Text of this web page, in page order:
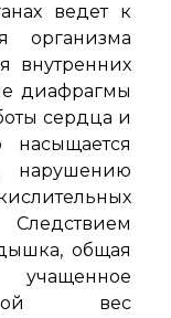
ведет к
организма
внутренних
диафрагмы
сердца и
насыщается
нарушению
общая
вес